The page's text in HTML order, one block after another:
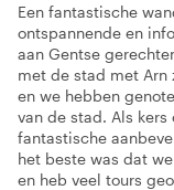
Een fantastische
ontspannende en
aan Gentse
met de stad met Arn
en we hebben
van de stad. Als
fantastische
het beste was dat
en heb veel tours